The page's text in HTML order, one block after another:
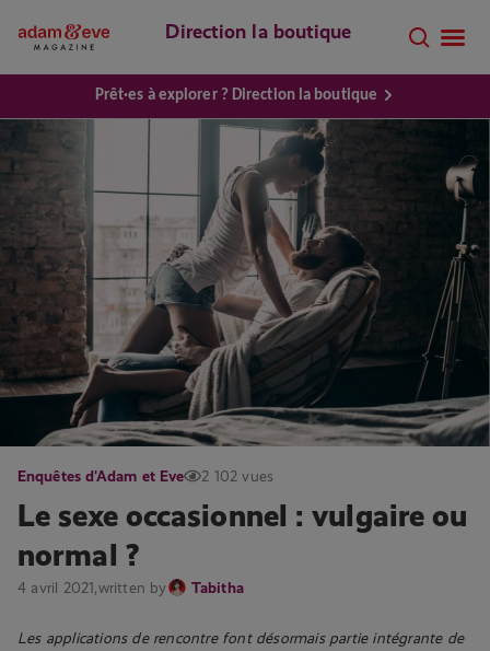
Direction la boutique
Prêt·es à explorer ? Direction la boutique
Enquêtes d'Adam et Eve 2 102 vues
Le sexe occasionnel : vulgaire ou
normal ?
4 avril 2021,written by Tabitha
Les applications de rencontre font désormais partie intégrante de